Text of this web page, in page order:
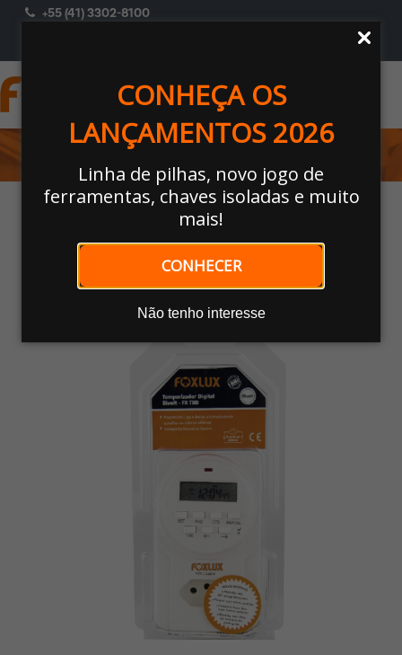
CONHEÇA OS
LANÇAMENTOS 2026
Linha de pilhas, novo jogo de
ferramentas, chaves isoladas e muito
mais!
CONHECER
Não tenho interesse
+55 (41) 3302-8100
MATERIAIS ELÉTRICOS
Home/ MATERIAIS ELÉTRICOS/Programadores De
/ PROGRAMADOR DE TEMPO DIGITAL
Nossos Produtos